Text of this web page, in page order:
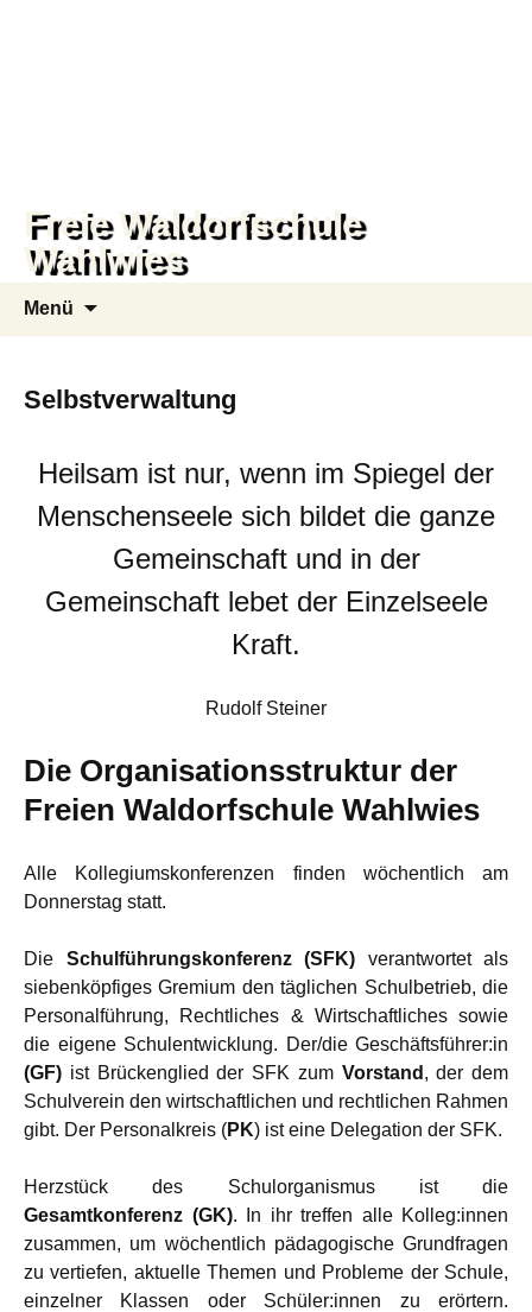
Freie Waldorfschule
Wahlwies
Menü
Selbstverwaltung
Heilsam ist nur, wenn im Spiegel der
Menschenseele sich bildet die ganze
Gemeinschaft und in der
Gemeinschaft lebet der Einzelseele
Kraft.
Rudolf Steiner
Die Organisationsstruktur der
Freien Waldorfschule Wahlwies
Alle Kollegiumskonferenzen finden wöchentlich am
Donnerstag statt.
Die Schulführungskonferenz (SFK) verantwortet als
siebenköpfiges Gremium den täglichen Schulbetrieb, die
Personalführung, Rechtliches & Wirtschaftliches sowie
die eigene Schulentwicklung. Der/die Geschäftsführer:in
(GF) ist Brückenglied der SFK zum Vorstand , der dem
Schulverein den wirtschaftlichen und rechtlichen Rahmen
gibt. Der Personalkreis (PK) ist eine Delegation der SFK.
Herzstück des Schulorganismus ist die
Gesamtkonferenz (GK). In ihr treffen alle Kolleg:innen
zusammen, um wöchentlich pädagogische Grundfragen
zu vertiefen, aktuelle Themen und Probleme der Schule,
einzelner Klassen oder Schüler:innen zu erörtern.